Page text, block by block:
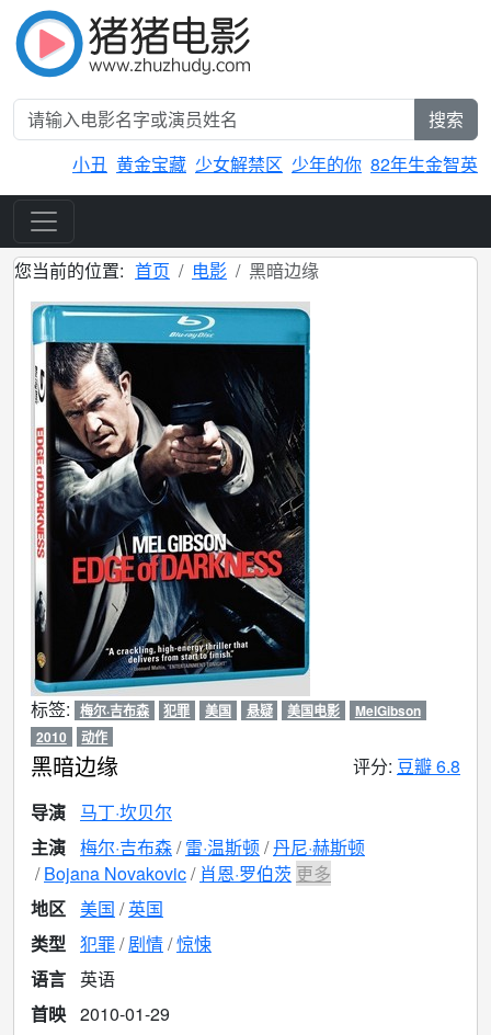
搜索
小丑 黄金宝藏 少女解禁区 少年的你 82年生金智英
您当前的位置: 首页 电影 黑暗边缘
黑暗边缘 评分: 豆瓣 6.8
导演
马丁·坎贝尔
主演 梅尔·吉布森 雷·温斯顿 丹尼·赫斯顿
Bojana Novakovic
肖恩·罗伯茨 更多
地区 美国
英国
类型 犯罪 剧情 惊悚
语言
英语
首映 2010-01-29
标签: 梅尔·吉布森 犯罪 美国 悬疑 美国电影
MelGibson
2010
动作